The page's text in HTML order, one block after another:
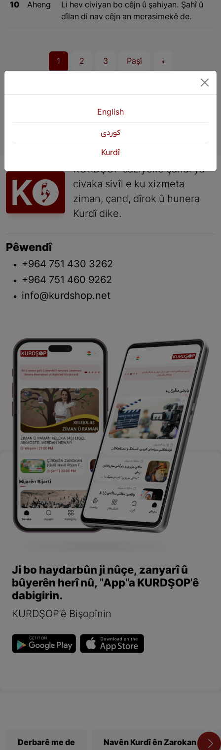
10 Aheng
Li hev civiyan bo cêjn û şahiyan. Şahî û
dîlan di nav cêjn an merasimekê de.
1 2 3 Paşî »
KURDŞOP saziyeke çandî ya
civaka sivîl e ku xizmeta
ziman, çand, dîrok û hunera
Kurdî dike.
Pêwendî
+964 751 430 3262
+964 751 460 9262
info@kurdshop.net
Ji bo haydarbûn ji nûçe, zanyarî û
bûyerên herî nû, "App"a KURDŞOP'ê
dabigirin.
KURDŞOP'ê Bişopînin
Derbarê me de Navên Kurdî ên Zarokan
English
كوردی
Kurdî